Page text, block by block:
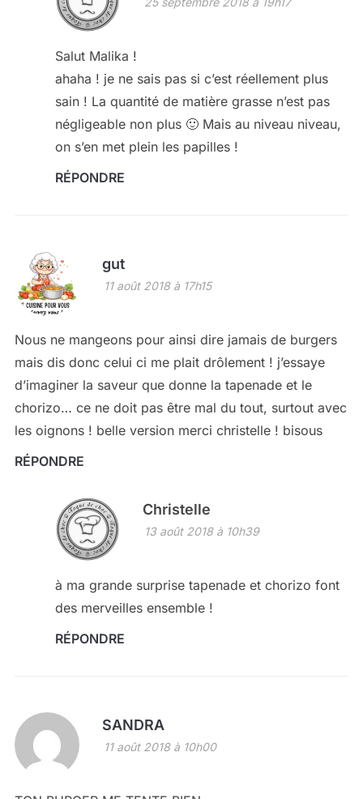
Salut Malika !
ahaha ! je ne sais pas si c’est réellement plus
sain ! La quantité de matière grasse n’est pas
négligeable non plus 🙂 Mais au niveau niveau,
on s’en met plein les papilles !
RÉPONDRE
gut
11 août 2018 à 17h15
Nous ne mangeons pour ainsi dire jamais de burgers
mais dis donc celui ci me plait drôlement ! j’essaye
d’imaginer la saveur que donne la tapenade et le
chorizo… ce ne doit pas être mal du tout, surtout avec
les oignons ! belle version merci christelle ! bisous
RÉPONDRE
Christelle
13 août 2018 à 10h39
à ma grande surprise tapenade et chorizo font
des merveilles ensemble !
RÉPONDRE
SANDRA
11 août 2018 à 10h00